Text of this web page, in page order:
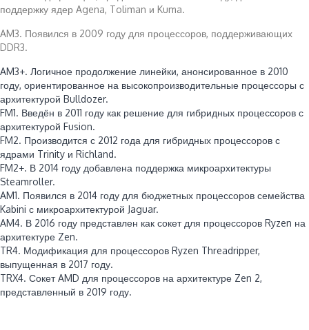
поддержку ядер Agena, Toliman и Kuma.
AM3. Появился в 2009 году для процессоров, поддерживающих
DDR3.
AM3+. Логичное продолжение линейки, анонсированное в 2010
году, ориентированное на высокопроизводительные процессоры с
архитектурой Bulldozer.
FM1. Введён в 2011 году как решение для гибридных процессоров с
архитектурой Fusion.
FM2. Производится с 2012 года для гибридных процессоров с
ядрами Trinity и Richland.
FM2+. В 2014 году добавлена поддержка микроархитектуры
Steamroller.
AM1. Появился в 2014 году для бюджетных процессоров семейства
Kabini с микроархитектурой Jaguar.
AM4. В 2016 году представлен как сокет для процессоров Ryzen на
архитектуре Zen.
TR4. Модификация для процессоров Ryzen Threadripper,
выпущенная в 2017 году.
TRX4. Сокет AMD для процессоров на архитектуре Zen 2,
представленный в 2019 году.